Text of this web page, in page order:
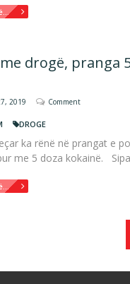
drogë, pranga
2019 Comment
DROGE
ka rënë në prangat e
me 5 doza kokainë.